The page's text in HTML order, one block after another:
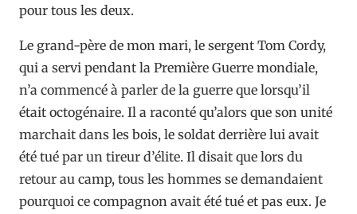
pour tous les deux.
Le grand-père de mon mari, le sergent Tom Cordy,
qui a servi pendant la Première Guerre mondiale,
n’a commencé à parler de la guerre que lorsqu’il
était octogénaire. Il a raconté qu’alors que son unité
marchait dans les bois, le soldat derrière lui avait
été tué par un tireur d’élite. Il disait que lors du
retour au camp, tous les hommes se demandaient
pourquoi ce compagnon avait été tué et pas eux. Je